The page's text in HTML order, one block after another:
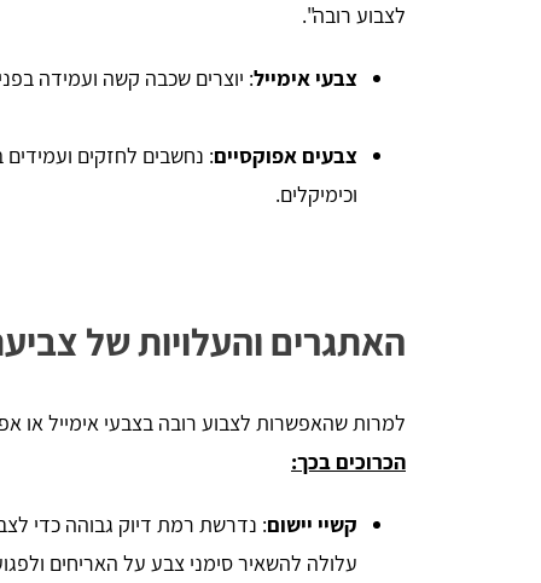
לצבוע רובה".
צבעי אימייל: יוצרים שכבה קשה ועמידה
צבעים אפוקסיים: נחשבים לחזקים
וכימיקלים.
האתגרים והעלויות של
למרות שהאפשרות לצבוע רובה בצבעי אימייל או
הכרוכים בכך:
קשיי יישום: נדרשת רמת דיוק גבוהה כדי
עלולה להשאיר סימני צבע על האריחים